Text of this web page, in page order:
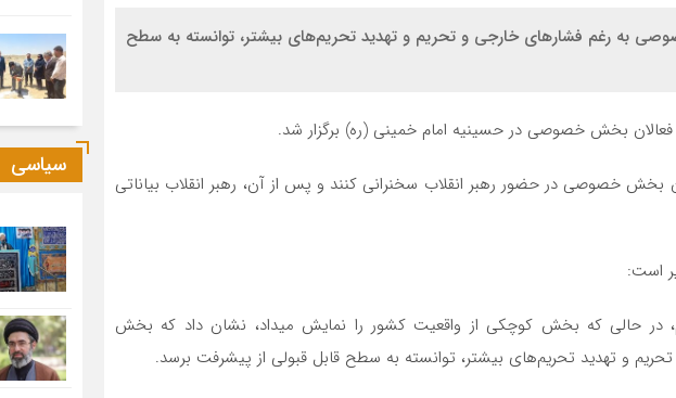
به ‌رغم فشارهای خارجی و تحریم و تهدید تحریم‌های بیشتر، توانسته به سطح
فعالان بخش خصوصی در حسینیه امام خمینی (ره) برگزار شد.
دیدار ۱۰ نفر از فعالان بخش خصوصی در حضور رهبر انقلاب سخنرانی کنند و پس از آن، رهبر انقلاب بیاناتی
است:
در حالی که بخش کوچکی از واقعیت کشور را نمایش میداد، نشان داد که بخش
و تهدید تحریم‌های بیشتر، توانسته به سطح قابل قبولی از پیشرفت برسد.
سیاسی